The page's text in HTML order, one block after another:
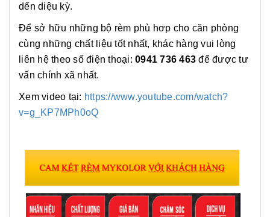
dến diệu kỳ.
Để sở hữu những bộ rèm phù hơp cho căn phòng
cùng những chất liệu tốt nhất, khác hàng vui lòng
liên hệ theo số điện thoại: 0941 736 463 để được tư
vấn chính xã nhất.
Xem video tại: https://www.youtube.com/watch?
v=g_KP7MPh0oQ